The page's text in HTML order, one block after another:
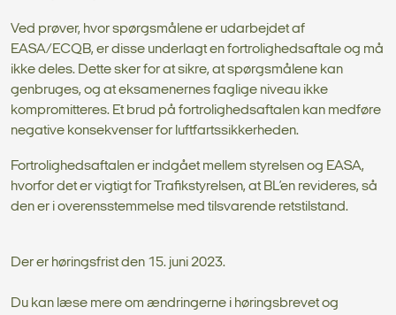
Ved prøver, hvor spørgsmålene er udarbejdet af
EASA/ECQB, er disse underlagt en fortrolighedsaftale og må
ikke deles. Dette sker for at sikre, at spørgsmålene kan
genbruges, og at eksamenernes faglige niveau ikke
kompromitteres. Et brud på fortrolighedsaftalen kan medføre
negative konsekvenser for luftfartssikkerheden.
Fortrolighedsaftalen er indgået mellem styrelsen og EASA,
hvorfor det er vigtigt for Trafikstyrelsen, at BL’en revideres, så
den er i overensstemmelse med tilsvarende retstilstand.
Der er høringsfrist den 15. juni 2023.
Du kan læse mere om ændringerne i høringsbrevet og